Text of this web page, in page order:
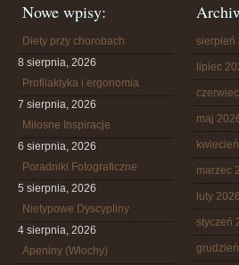
Nowe wpisy:
Diety przy chorobach
8 sierpnia, 2026
Profilaktyka i ergonomia
7 sierpnia, 2026
Miłosne Inspiracje
6 sierpnia, 2026
Poradniki Fotograficzne
5 sierpnia, 2026
Nietypowe Dyscypliny
4 sierpnia, 2026
Apeniny (Włochy)
sierpień
lipiec
maj
marzec
luty 2026
styczeń